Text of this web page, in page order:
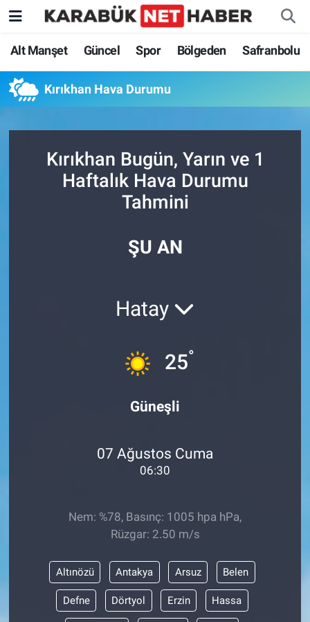
Alt Manşet Güncel Spor Bölgeden Safranbolu
Kırıkhan Hava Durumu
Kırıkhan Bugün, Yarın ve 1
Haftalık Hava Durumu
Tahmini
ŞU AN
Hatay
25°
Güneşli
07 Ağustos Cuma
06:30
Nem: %78, Basınç: 1005 hpa hPa,
Rüzgar: 2.50 m/s
Altınözü Antakya Arsuz Belen
Defne Dörtyol Erzin Hassa